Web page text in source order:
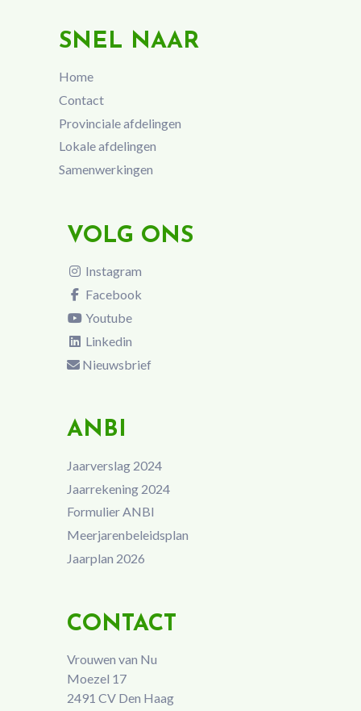
SNEL NAAR
Home
Contact
Provinciale afdelingen
Lokale afdelingen
Samenwerkingen
VOLG ONS
Instagram
Facebook
Youtube
Linkedin
Nieuwsbrief
ANBI
Jaarverslag 2024
Jaarrekening 2024
Formulier ANBI
Meerjarenbeleidsplan
Jaarplan 2026
CONTACT
Vrouwen van Nu
Moezel 17
2491 CV Den Haag